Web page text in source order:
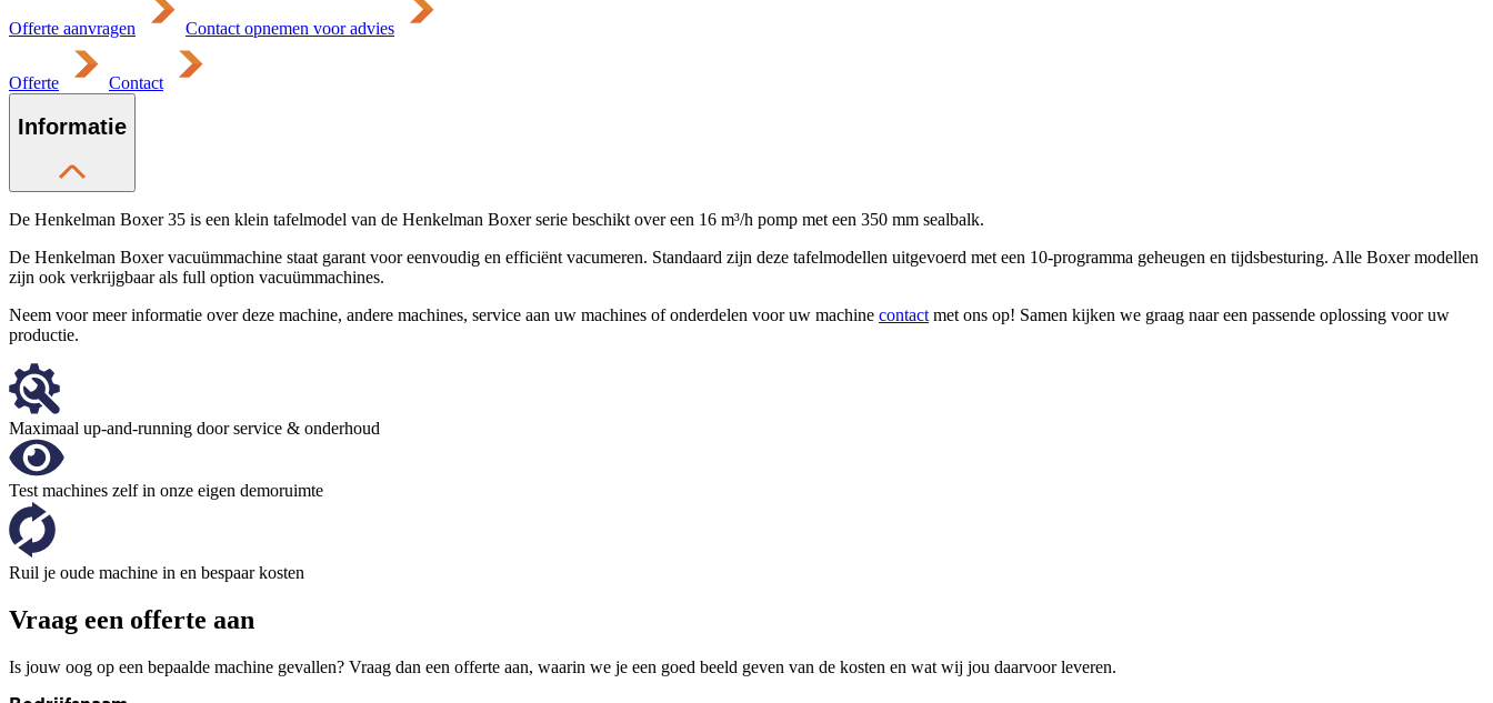
Offerte aanvragen Contact opnemen voor advies
Offerte Contact
Informatie
De Henkelman Boxer 35 is een klein tafelmodel van de Henkelman Boxer serie beschikt over een 16 m³/h pomp met een 350 mm sealbalk.
De Henkelman Boxer vacuümmachine staat garant voor eenvoudig en efficiënt vacumeren. Standaard zijn deze tafelmodellen uitgevoerd met een 10-programma geheugen en tijdsbesturing. Alle Boxer modellen
zijn ook verkrijgbaar als full option vacuümmachines.
Neem voor meer informatie over deze machine, andere machines, service aan uw machines of onderdelen voor uw machine contact met ons op! Samen kijken we graag naar een passende oplossing voor uw
productie.
Maximaal up-and-running door service & onderhoud
Test machines zelf in onze eigen demoruimte
Ruil je oude machine in en bespaar kosten
Vraag een offerte aan
Is jouw oog op een bepaalde machine gevallen? Vraag dan een offerte aan, waarin we je een goed beeld geven van de kosten en wat wij jou daarvoor leveren.